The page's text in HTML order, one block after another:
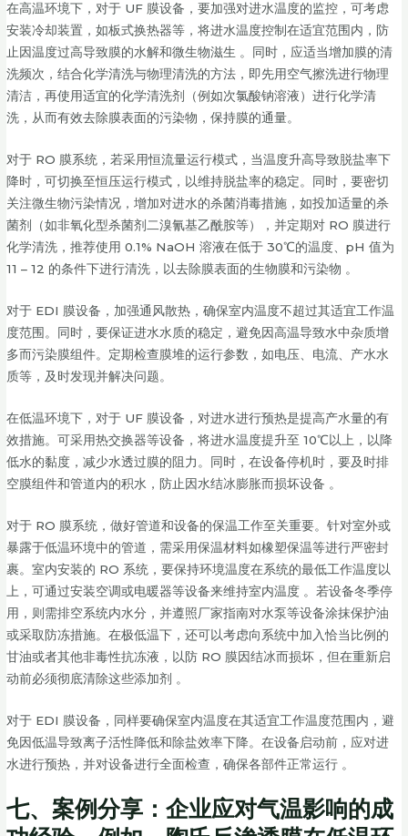
在高温环境下，对于 UF 膜设备，要加强对进水温度的监控，可考虑
安装冷却装置，如板式换热器等，将进水温度控制在适宜范围内，防
止因温度过高导致膜的水解和微生物滋生 。同时，应适当增加膜的清
洗频次，结合化学清洗与物理清洗的方法，即先用空气擦洗进行物理
清洁，再使用适宜的化学清洗剂（例如次氯酸钠溶液）进行化学清
洗，从而有效去除膜表面的污染物，保持膜的通量。
对于 RO 膜系统，若采用恒流量运行模式，当温度升高导致脱盐率下
降时，可切换至恒压运行模式，以维持脱盐率的稳定。同时，要密切
关注微生物污染情况，增加对进水的杀菌消毒措施，如投加适量的杀
菌剂（如非氧化型杀菌剂二溴氰基乙酰胺等），并定期对 RO 膜进行
化学清洗，推荐使用 0.1% NaOH 溶液在低于 30℃的温度、pH 值为
11 – 12 的条件下进行清洗，以去除膜表面的生物膜和污染物 。
对于 EDI 膜设备，加强通风散热，确保室内温度不超过其适宜工作温
度范围。同时，要保证进水水质的稳定，避免因高温导致水中杂质增
多而污染膜组件。定期检查膜堆的运行参数，如电压、电流、产水水
质等，及时发现并解决问题。
在低温环境下，对于 UF 膜设备，对进水进行预热是提高产水量的有
效措施。可采用热交换器等设备，将进水温度提升至 10℃以上，以降
低水的黏度，减少水透过膜的阻力。同时，在设备停机时，要及时排
空膜组件和管道内的积水，防止因水结冰膨胀而损坏设备 。
对于 RO 膜系统，做好管道和设备的保温工作至关重要。针对室外或
暴露于低温环境中的管道，需采用保温材料如橡塑保温等进行严密封
裹。室内安装的 RO 系统，要保持环境温度在系统的最低工作温度以
上，可通过安装空调或电暖器等设备来维持室内温度 。若设备冬季停
用，则需排空系统内水分，并遵照厂家指南对水泵等设备涂抹保护油
或采取防冻措施。在极低温下，还可以考虑向系统中加入恰当比例的
甘油或者其他非毒性抗冻液，以防 RO 膜因结冰而损坏，但在重新启
动前必须彻底清除这些添加剂 。
对于 EDI 膜设备，同样要确保室内温度在其适宜工作温度范围内，避
免因低温导致离子活性降低和除盐效率下降。在设备启动前，应对进
水进行预热，并对设备进行全面检查，确保各部件正常运行 。
七、 案例分享：企业应对气温影响的成